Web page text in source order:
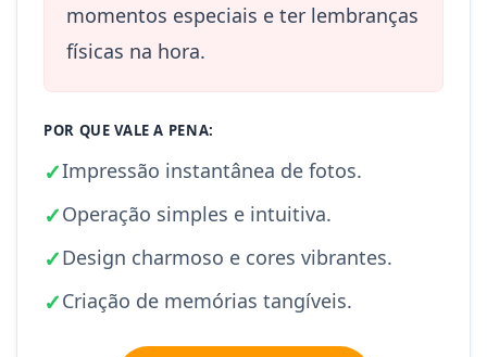
momentos especiais e ter lembranças
físicas na hora.
POR QUE VALE A PENA:
✓Impressão instantânea de fotos.
✓Operação simples e intuitiva.
✓Design charmoso e cores vibrantes.
✓Criação de memórias tangíveis.